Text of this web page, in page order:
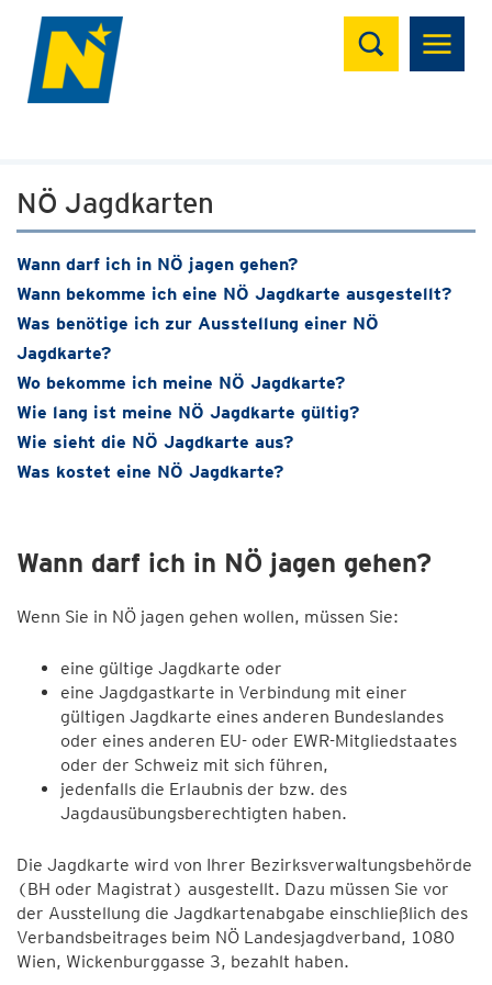
Suchen
NÖ Jagdkarten
Wann darf ich in NÖ jagen gehen?
Wann bekomme ich eine NÖ Jagdkarte ausgestellt?
Was benötige ich zur Ausstellung einer NÖ
Jagdkarte?
Wo bekomme ich meine NÖ Jagdkarte?
Wie lang ist meine NÖ Jagdkarte gültig?
Wie sieht die NÖ Jagdkarte aus?
Was kostet eine NÖ Jagdkarte?
Wann darf ich in NÖ jagen gehen?
Wenn Sie in NÖ jagen gehen wollen, müssen Sie:
eine gültige Jagdkarte oder
eine Jagdgastkarte in Verbindung mit einer
gültigen Jagdkarte eines anderen Bundeslandes
oder eines anderen EU- oder EWR-Mitgliedstaates
oder der Schweiz mit sich führen,
jedenfalls die Erlaubnis der bzw. des
Jagdausübungsberechtigten haben.
Die Jagdkarte wird von Ihrer Bezirksverwaltungsbehörde
(BH oder Magistrat) ausgestellt. Dazu müssen Sie vor
der Ausstellung die Jagdkartenabgabe einschließlich des
Verbandsbeitrages beim NÖ Landesjagdverband, 1080
Wien, Wickenburggasse 3, bezahlt haben.